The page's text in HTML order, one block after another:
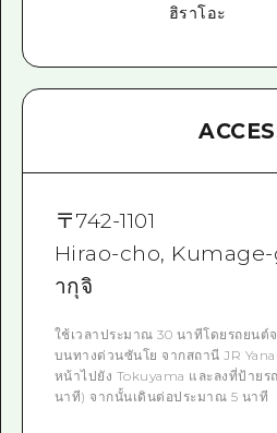
ฮิราโอะ
〒742-1101
Hirao-cho,
ากุจิ
ใช้เวลาประมาณ 30 นาทีโดยรถยนต์
บนทางด่วนซันโย จากสถานี JR
หน้าไปยัง Tokuyama และลงที่ป้ายร
นาที) จากนั้นเดินต่อประมาณ 5 นาที